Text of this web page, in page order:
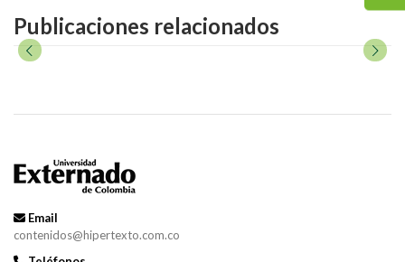
Publicaciones relacionados
Email
contenidos@hipertexto.com.co